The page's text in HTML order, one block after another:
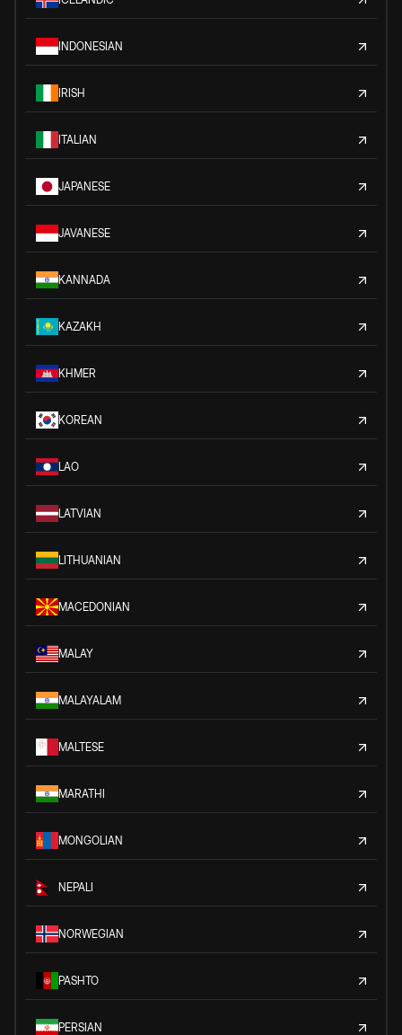
INDONESIAN
IRISH
ITALIAN
JAPANESE
JAVANESE
KANNADA
KAZAKH
KHMER
KOREAN
LAO
LATVIAN
LITHUANIAN
MACEDONIAN
MALAY
MALAYALAM
MALTESE
MARATHI
MONGOLIAN
NEPALI
NORWEGIAN
PASHTO
PERSIAN